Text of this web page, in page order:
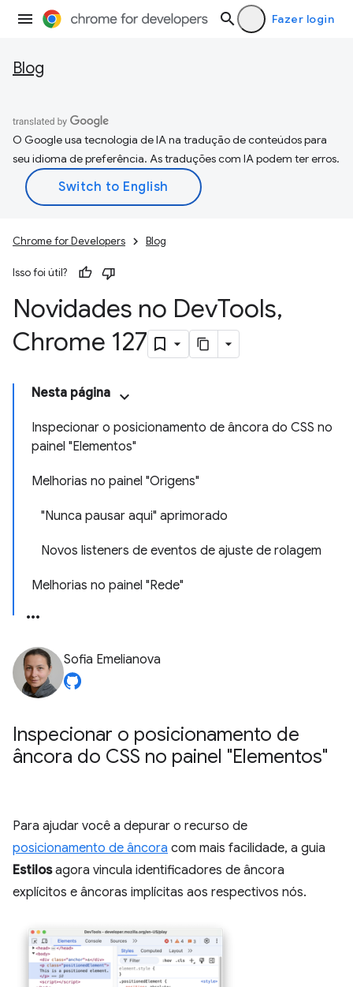
Fazer login
Blog
O Google usa tecnologia de IA na tradução de conteúdos para
seu idioma de preferência. As traduções com IA podem ter erros.
Chrome for Developers Blog
Isso foi útil?
Novidades no DevTools,
Chrome 127
Nesta página
Inspecionar o posicionamento de âncora do CSS no
painel "Elementos"
Melhorias no painel "Origens"
"Nunca pausar aqui" aprimorado
Novos listeners de eventos de ajuste de rolagem
Melhorias no painel "Rede"
Sofia Emelianova
Inspecionar o posicionamento de
âncora do CSS no painel "Elementos"
Para ajudar você a depurar o recurso de
posicionamento de âncora com mais facilidade, a guia
Estilosagora vincula identificadores de âncora
explícitos e âncoras implícitas aos respectivos nós.